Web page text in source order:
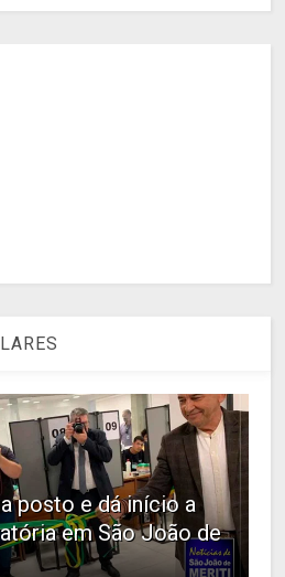
posto e dá início a
em São João de